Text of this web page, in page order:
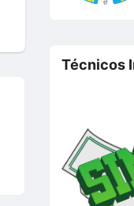
Técnicos